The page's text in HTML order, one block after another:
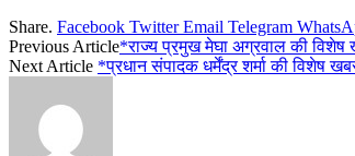
Share. Facebook Twitter Email Telegram
Previous Article*राज्य प्रमुख मेघा अग्रवाल की विशेष
Next Article *प्रधान संपादक धर्मेंद्र शर्मा की विशेष